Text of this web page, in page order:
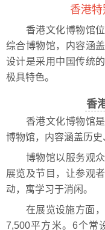
香港
香港文化博物馆位
综合博物馆，内容涵
设计是采用中国传统
极具特色。
香
香港文化博物馆是
博物馆，内容涵盖历史
博物馆以服务观众
展览及节目，让参观
动，寓学习于消闲。
在展览设施方面，
7,500平方米。6个常